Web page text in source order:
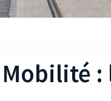
Mobilité :